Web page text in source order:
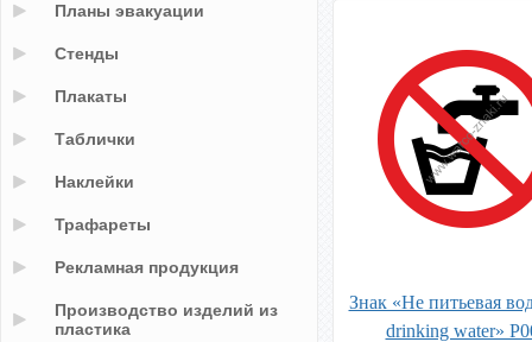
Знак «Не питьевая
drinking water»
Планы эвакуации
Стенды
Плакаты
Таблички
Наклейки
Трафареты
Рекламная продукция
Производство изделий из
пластика